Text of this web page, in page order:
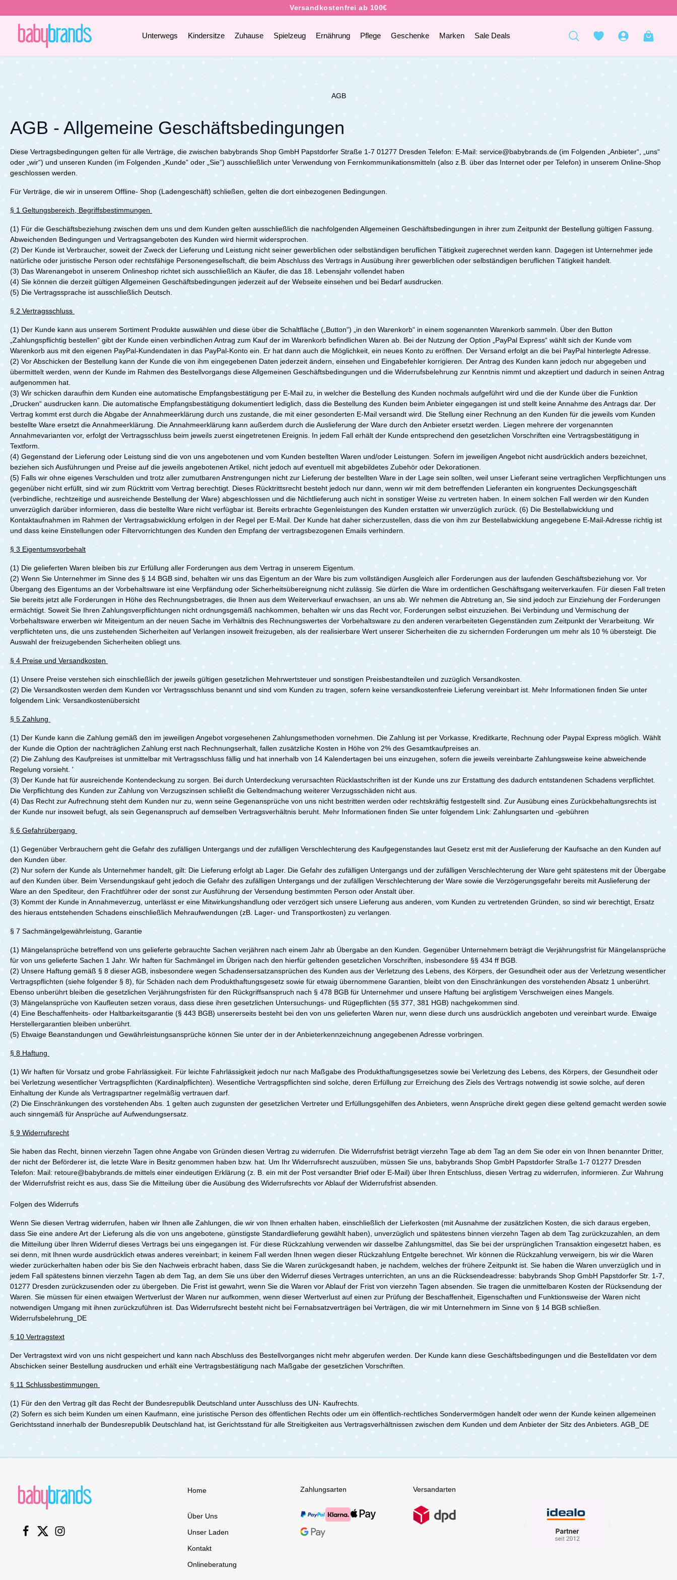
Unterwegs Kindersitze Zuhause Spielzeug Ernährung Pflege Geschenke Marken Sale Deals
AGB
AGB - Allgemeine Geschäftsbedingungen
Diese Vertragsbedingungen gelten für alle Verträge, die zwischen babybrands Shop GmbH Papstdorfer Straße 1-7 01277 Dresden Telefon: E-Mail: service@babybrands.de (im Folgenden „Anbieter“, „uns“
oder „wir“) und unseren Kunden (im Folgenden „Kunde“ oder „Sie“) ausschließlich unter Verwendung von Fernkommunikationsmitteln (also z.B. über das Internet oder per Telefon) in unserem Online-Shop
geschlossen werden.
Für Verträge, die wir in unserem Offline- Shop (Ladengeschäft) schließen, gelten die dort einbezogenen Bedingungen.
§ 1 Geltungsbereich, Begriffsbestimmungen
(1) Für die Geschäftsbeziehung zwischen dem uns und dem Kunden gelten ausschließlich die nachfolgenden Allgemeinen Geschäftsbedingungen in ihrer zum Zeitpunkt der Bestellung gültigen Fassung.
Abweichenden Bedingungen und Vertragsangeboten des Kunden wird hiermit widersprochen.
(2) Der Kunde ist Verbraucher, soweit der Zweck der Lieferung und Leistung nicht seiner gewerblichen oder selbständigen beruflichen Tätigkeit zugerechnet werden kann. Dagegen ist Unternehmer jede
natürliche oder juristische Person oder rechtsfähige Personengesellschaft, die beim Abschluss des Vertrags in Ausübung ihrer gewerblichen oder selbständigen beruflichen Tätigkeit handelt.
(3) Das Warenangebot in unserem Onlineshop richtet sich ausschließlich an Käufer, die das 18. Lebensjahr vollendet haben
(4) Sie können die derzeit gültigen Allgemeinen Geschäftsbedingungen jederzeit auf der Webseite einsehen und bei Bedarf ausdrucken.
(5) Die Vertragssprache ist ausschließlich Deutsch.
§ 2 Vertragsschluss
(1) Der Kunde kann aus unserem Sortiment Produkte auswählen und diese über die Schaltfläche („Button“) „in den Warenkorb“ in einem sogenannten Warenkorb sammeln. Über den Button
„Zahlungspflichtig bestellen“ gibt der Kunde einen verbindlichen Antrag zum Kauf der im Warenkorb befindlichen Waren ab. Bei der Nutzung der Option „PayPal Express“ wählt sich der Kunde vom
Warenkorb aus mit den eigenen PayPal-Kundendaten in das PayPal-Konto ein. Er hat dann auch die Möglichkeit, ein neues Konto zu eröffnen. Der Versand erfolgt an die bei PayPal hinterlegte Adresse.
(2) Vor Abschicken der Bestellung kann der Kunde die von ihm eingegebenen Daten jederzeit ändern, einsehen und Eingabefehler korrigieren. Der Antrag des Kunden kann jedoch nur abgegeben und
übermittelt werden, wenn der Kunde im Rahmen des Bestellvorgangs diese Allgemeinen Geschäftsbedingungen und die Widerrufsbelehrung zur Kenntnis nimmt und akzeptiert und dadurch in seinen Antrag
aufgenommen hat.
(3) Wir schicken daraufhin dem Kunden eine automatische Empfangsbestätigung per E-Mail zu, in welcher die Bestellung des Kunden nochmals aufgeführt wird und die der Kunde über die Funktion
„Drucken“ ausdrucken kann. Die automatische Empfangsbestätigung dokumentiert lediglich, dass die Bestellung des Kunden beim Anbieter eingegangen ist und stellt keine Annahme des Antrags dar. Der
Vertrag kommt erst durch die Abgabe der Annahmeerklärung durch uns zustande, die mit einer gesonderten E-Mail versandt wird. Die Stellung einer Rechnung an den Kunden für die jeweils vom Kunden
bestellte Ware ersetzt die Annahmeerklärung. Die Annahmeerklärung kann außerdem durch die Auslieferung der Ware durch den Anbieter ersetzt werden. Liegen mehrere der vorgenannten
Annahmevarianten vor, erfolgt der Vertragsschluss beim jeweils zuerst eingetretenen Ereignis. In jedem Fall erhält der Kunde entsprechend den gesetzlichen Vorschriften eine Vertragsbestätigung in
Textform.
(4) Gegenstand der Lieferung oder Leistung sind die von uns angebotenen und vom Kunden bestellten Waren und/oder Leistungen. Sofern im jeweiligen Angebot nicht ausdrücklich anders bezeichnet,
beziehen sich Ausführungen und Preise auf die jeweils angebotenen Artikel, nicht jedoch auf eventuell mit abgebildetes Zubehör oder Dekorationen.
(5) Falls wir ohne eigenes Verschulden und trotz aller zumutbaren Anstrengungen nicht zur Lieferung der bestellten Ware in der Lage sein sollten, weil unser Lieferant seine vertraglichen Verpflichtungen uns
gegenüber nicht erfüllt, sind wir zum Rücktritt vom Vertrag berechtigt. Dieses Rücktrittsrecht besteht jedoch nur dann, wenn wir mit dem betreffenden Lieferanten ein kongruentes Deckungsgeschäft
(verbindliche, rechtzeitige und ausreichende Bestellung der Ware) abgeschlossen und die Nichtlieferung auch nicht in sonstiger Weise zu vertreten haben. In einem solchen Fall werden wir den Kunden
unverzüglich darüber informieren, dass die bestellte Ware nicht verfügbar ist. Bereits erbrachte Gegenleistungen des Kunden erstatten wir unverzüglich zurück. (6) Die Bestellabwicklung und
Kontaktaufnahmen im Rahmen der Vertragsabwicklung erfolgen in der Regel per E-Mail. Der Kunde hat daher sicherzustellen, dass die von ihm zur Bestellabwicklung angegebene E-Mail-Adresse richtig ist
und dass keine Einstellungen oder Filtervorrichtungen des Kunden den Empfang der vertragsbezogenen Emails verhindern.
§ 3 Eigentumsvorbehalt
(1) Die gelieferten Waren bleiben bis zur Erfüllung aller Forderungen aus dem Vertrag in unserem Eigentum.
(2) Wenn Sie Unternehmer im Sinne des § 14 BGB sind, behalten wir uns das Eigentum an der Ware bis zum vollständigen Ausgleich aller Forderungen aus der laufenden Geschäftsbeziehung vor. Vor
Übergang des Eigentums an der Vorbehaltsware ist eine Verpfändung oder Sicherheitsübereignung nicht zulässig. Sie dürfen die Ware im ordentlichen Geschäftsgang weiterverkaufen. Für diesen Fall treten
Sie bereits jetzt alle Forderungen in Höhe des Rechnungsbetrages, die Ihnen aus dem Weiterverkauf erwachsen, an uns ab. Wir nehmen die Abtretung an, Sie sind jedoch zur Einziehung der Forderungen
ermächtigt. Soweit Sie Ihren Zahlungsverpflichtungen nicht ordnungsgemäß nachkommen, behalten wir uns das Recht vor, Forderungen selbst einzuziehen. Bei Verbindung und Vermischung der
Vorbehaltsware erwerben wir Miteigentum an der neuen Sache im Verhältnis des Rechnungswertes der Vorbehaltsware zu den anderen verarbeiteten Gegenständen zum Zeitpunkt der Verarbeitung. Wir
verpflichteten uns, die uns zustehenden Sicherheiten auf Verlangen insoweit freizugeben, als der realisierbare Wert unserer Sicherheiten die zu sichernden Forderungen um mehr als 10 % übersteigt. Die
Auswahl der freizugebenden Sicherheiten obliegt uns.
§ 4 Preise und Versandkosten
(1) Unsere Preise verstehen sich einschließlich der jeweils gültigen gesetzlichen Mehrwertsteuer und sonstigen Preisbestandteilen und zuzüglich Versandkosten.
(2) Die Versandkosten werden dem Kunden vor Vertragsschluss benannt und sind vom Kunden zu tragen, sofern keine versandkostenfreie Lieferung vereinbart ist. Mehr Informationen finden Sie unter
folgendem Link: Versandkostenübersicht
§ 5 Zahlung
(1) Der Kunde kann die Zahlung gemäß den im jeweiligen Angebot vorgesehenen Zahlungsmethoden vornehmen. Die Zahlung ist per Vorkasse, Kreditkarte, Rechnung oder Paypal Express möglich. Wählt
der Kunde die Option der nachträglichen Zahlung erst nach Rechnungserhalt, fallen zusätzliche Kosten in Höhe von 2% des Gesamtkaufpreises an.
(2) Die Zahlung des Kaufpreises ist unmittelbar mit Vertragsschluss fällig und hat innerhalb von 14 Kalendertagen bei uns einzugehen, sofern die jeweils vereinbarte Zahlungsweise keine abweichende
Regelung vorsieht. '
(3) Der Kunde hat für ausreichende Kontendeckung zu sorgen. Bei durch Unterdeckung verursachten Rücklastschriften ist der Kunde uns zur Erstattung des dadurch entstandenen Schadens verpflichtet.
Die Verpflichtung des Kunden zur Zahlung von Verzugszinsen schließt die Geltendmachung weiterer Verzugsschäden nicht aus.
(4) Das Recht zur Aufrechnung steht dem Kunden nur zu, wenn seine Gegenansprüche von uns nicht bestritten werden oder rechtskräftig festgestellt sind. Zur Ausübung eines Zurückbehaltungsrechts ist
der Kunde nur insoweit befugt, als sein Gegenanspruch auf demselben Vertragsverhältnis beruht. Mehr Informationen finden Sie unter folgendem Link: Zahlungsarten und -gebühren
§ 6 Gefahrübergang
(1) Gegenüber Verbrauchern geht die Gefahr des zufälligen Untergangs und der zufälligen Verschlechterung des Kaufgegenstandes laut Gesetz erst mit der Auslieferung der Kaufsache an den Kunden auf
den Kunden über.
(2) Nur sofern der Kunde als Unternehmer handelt, gilt: Die Lieferung erfolgt ab Lager. Die Gefahr des zufälligen Untergangs und der zufälligen Verschlechterung der Ware geht spätestens mit der Übergabe
auf den Kunden über. Beim Versendungskauf geht jedoch die Gefahr des zufälligen Untergangs und der zufälligen Verschlechterung der Ware sowie die Verzögerungsgefahr bereits mit Auslieferung der
Ware an den Spediteur, den Frachtführer oder der sonst zur Ausführung der Versendung bestimmten Person oder Anstalt über.
(3) Kommt der Kunde in Annahmeverzug, unterlässt er eine Mitwirkungshandlung oder verzögert sich unsere Lieferung aus anderen, vom Kunden zu vertretenden Gründen, so sind wir berechtigt, Ersatz
des hieraus entstehenden Schadens einschließlich Mehraufwendungen (zB. Lager- und Transportkosten) zu verlangen.
§ 7 Sachmängelgewährleistung, Garantie
(1) Mängelansprüche betreffend von uns gelieferte gebrauchte Sachen verjähren nach einem Jahr ab Übergabe an den Kunden. Gegenüber Unternehmern beträgt die Verjährungsfrist für Mängelansprüche
für von uns gelieferte Sachen 1 Jahr. Wir haften für Sachmängel im Übrigen nach den hierfür geltenden gesetzlichen Vorschriften, insbesondere §§ 434 ff BGB.
(2) Unsere Haftung gemäß § 8 dieser AGB, insbesondere wegen Schadensersatzansprüchen des Kunden aus der Verletzung des Lebens, des Körpers, der Gesundheit oder aus der Verletzung wesentlicher
Vertragspflichten (siehe folgender § 8), für Schäden nach dem Produkthaftungsgesetz sowie für etwaig übernommene Garantien, bleibt von den Einschränkungen des vorstehenden Absatz 1 unberührt.
Ebenso unberührt bleiben die gesetzlichen Verjährungsfristen für den Rückgriffsanspruch nach § 478 BGB für Unternehmer und unsere Haftung bei arglistigem Verschweigen eines Mangels.
(3) Mängelansprüche von Kaufleuten setzen voraus, dass diese ihren gesetzlichen Untersuchungs- und Rügepflichten (§§ 377, 381 HGB) nachgekommen sind.
(4) Eine Beschaffenheits- oder Haltbarkeitsgarantie (§ 443 BGB) unsererseits besteht bei den von uns gelieferten Waren nur, wenn diese durch uns ausdrücklich angeboten und vereinbart wurde. Etwaige
Herstellergarantien bleiben unberührt.
(5) Etwaige Beanstandungen und Gewährleistungsansprüche können Sie unter der in der Anbieterkennzeichnung angegebenen Adresse vorbringen.
§ 8 Haftung
(1) Wir haften für Vorsatz und grobe Fahrlässigkeit. Für leichte Fahrlässigkeit jedoch nur nach Maßgabe des Produkthaftungsgesetzes sowie bei Verletzung des Lebens, des Körpers, der Gesundheit oder
bei Verletzung wesentlicher Vertragspflichten (Kardinalpflichten). Wesentliche Vertragspflichten sind solche, deren Erfüllung zur Erreichung des Ziels des Vertrags notwendig ist sowie solche, auf deren
Einhaltung der Kunde als Vertragspartner regelmäßig vertrauen darf.
(2) Die Einschränkungen des vorstehenden Abs. 1 gelten auch zugunsten der gesetzlichen Vertreter und Erfüllungsgehilfen des Anbieters, wenn Ansprüche direkt gegen diese geltend gemacht werden sowie
auch sinngemäß für Ansprüche auf Aufwendungsersatz.
§ 9 Widerrufsrecht
Sie haben das Recht, binnen vierzehn Tagen ohne Angabe von Gründen diesen Vertrag zu widerrufen. Die Widerrufsfrist beträgt vierzehn Tage ab dem Tag an dem Sie oder ein von Ihnen benannter Dritter,
der nicht der Beförderer ist, die letzte Ware in Besitz genommen haben bzw. hat. Um Ihr Widerrufsrecht auszuüben, müssen Sie uns, babybrands Shop GmbH Papstdorfer Straße 1-7 01277 Dresden
Telefon: Mail: retoure@babybrands.de mittels einer eindeutigen Erklärung (z. B. ein mit der Post versandter Brief oder E-Mail) über Ihren Entschluss, diesen Vertrag zu widerrufen, informieren. Zur Wahrung
der Widerrufsfrist reicht es aus, dass Sie die Mitteilung über die Ausübung des Widerrufsrechts vor Ablauf der Widerrufsfrist absenden.
Folgen des Widerrufs
Wenn Sie diesen Vertrag widerrufen, haben wir Ihnen alle Zahlungen, die wir von Ihnen erhalten haben, einschließlich der Lieferkosten (mit Ausnahme der zusätzlichen Kosten, die sich daraus ergeben,
dass Sie eine andere Art der Lieferung als die von uns angebotene, günstigste Standardlieferung gewählt haben), unverzüglich und spätestens binnen vierzehn Tagen ab dem Tag zurückzuzahlen, an dem
die Mitteilung über Ihren Widerruf dieses Vertrags bei uns eingegangen ist. Für diese Rückzahlung verwenden wir dasselbe Zahlungsmittel, das Sie bei der ursprünglichen Transaktion eingesetzt haben, es
sei denn, mit Ihnen wurde ausdrücklich etwas anderes vereinbart; in keinem Fall werden Ihnen wegen dieser Rückzahlung Entgelte berechnet. Wir können die Rückzahlung verweigern, bis wir die Waren
wieder zurückerhalten haben oder bis Sie den Nachweis erbracht haben, dass Sie die Waren zurückgesandt haben, je nachdem, welches der frühere Zeitpunkt ist. Sie haben die Waren unverzüglich und in
jedem Fall spätestens binnen vierzehn Tagen ab dem Tag, an dem Sie uns über den Widerruf dieses Vertrages unterrichten, an uns an die Rücksendeadresse: babybrands Shop GmbH Papstdorfer Str. 1-7,
01277 Dresden zurückzusenden oder zu übergeben. Die Frist ist gewahrt, wenn Sie die Waren vor Ablauf der Frist von vierzehn Tagen absenden. Sie tragen die unmittelbaren Kosten der Rücksendung der
Waren. Sie müssen für einen etwaigen Wertverlust der Waren nur aufkommen, wenn dieser Wertverlust auf einen zur Prüfung der Beschaffenheit, Eigenschaften und Funktionsweise der Waren nicht
notwendigen Umgang mit ihnen zurückzuführen ist. Das Widerrufsrecht besteht nicht bei Fernabsatzverträgen bei Verträgen, die wir mit Unternehmern im Sinne von § 14 BGB schließen.
Widerrufsbelehrung_DE
§ 10 Vertragstext
Der Vertragstext wird von uns nicht gespeichert und kann nach Abschluss des Bestellvorganges nicht mehr abgerufen werden. Der Kunde kann diese Geschäftsbedingungen und die Bestelldaten vor dem
Abschicken seiner Bestellung ausdrucken und erhält eine Vertragsbestätigung nach Maßgabe der gesetzlichen Vorschriften.
§ 11 Schlussbestimmungen
(1) Für den den Vertrag gilt das Recht der Bundesrepublik Deutschland unter Ausschluss des UN- Kaufrechts.
(2) Sofern es sich beim Kunden um einen Kaufmann, eine juristische Person des öffentlichen Rechts oder um ein öffentlich-rechtliches Sondervermögen handelt oder wenn der Kunde keinen allgemeinen
Gerichtsstand innerhalb der Bundesrepublik Deutschland hat, ist Gerichtsstand für alle Streitigkeiten aus Vertragsverhältnissen zwischen dem Kunden und dem Anbieter der Sitz des Anbieters. AGB_DE
Zahlungsarten Versandarten
Home
Über Uns
Unser Laden
Kontakt
Onlineberatung